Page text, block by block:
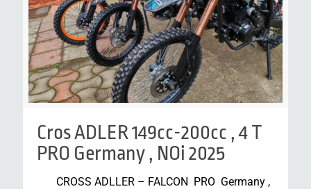
Cros ADLER 149cc-200cc , 4 T
PRO Germany , NOi 2025
CROSS ADLLER – FALCON PRO Germany ,